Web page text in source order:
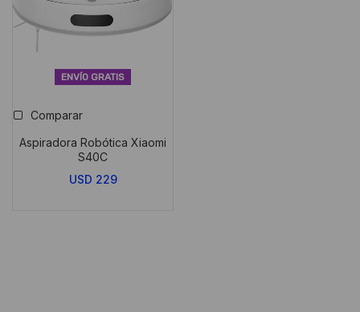
ENVÍO GRATIS
Comparar
Aspiradora Robótica Xiaomi
S40C
USD 229